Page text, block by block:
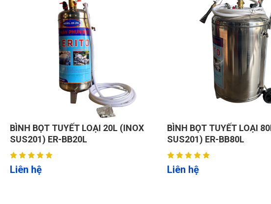
BÌNH BỌT TUYẾT LOẠI 20L (INOX
SUS201) ER-BB20L
Liên hệ
BÌNH BỌT TUYẾT LOẠI
SUS201) ER-BB80L
Liên hệ